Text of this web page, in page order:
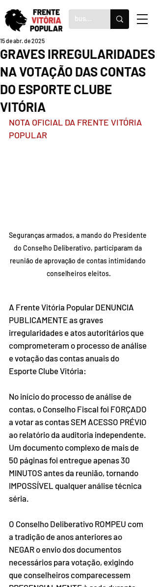
GRAVES IRREGULARIDADES
NA VOTAÇÃO DAS CONTAS
DO ESPORTE CLUBE
VITÓRIA
15 de abr. de 2025
NOTA OFICIAL DA FRENTE VITÓRIA
POPULAR
Seguranças armados, a mando do Presidente
do Conselho Deliberativo, participaram da
reunião de aprovação de contas intimidando
conselheiros eleitos.
A Frente Vitória Popular DENUNCIA
PUBLICAMENTE as graves
irregularidades e atos autoritários que
comprometeram o processo de análise
e votação das contas anuais do
Esporte Clube Vitória:
No início do processo de análise de
contas, o Conselho Fiscal foi FORÇADO
a votar as contas SEM ACESSO PRÉVIO
ao relatório da auditoria independente.
Um documento complexo de mais de
50 páginas foi entregue apenas 30
MINUTOS antes da reunião, tornando
IMPOSSÍVEL qualquer análise técnica
séria.
O Conselho Deliberativo ROMPEU com
a tradição de anos anteriores ao
NEGAR o envio dos documentos
necessários para votação, exigindo
que conselheiros comparecessem